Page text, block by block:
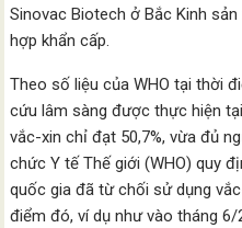
Sinovac Biotech ở Bắc Kinh
hợp khẩn cấp.
Theo số liệu của WHO tại thời
cứu lâm sàng được thực hiện
vắc-xin chỉ đạt 50,7%, vừa đủ
chức Y tế Thế giới (WHO) quy
quốc gia đã từ chối sử dụng
điểm đó, ví dụ như vào tháng